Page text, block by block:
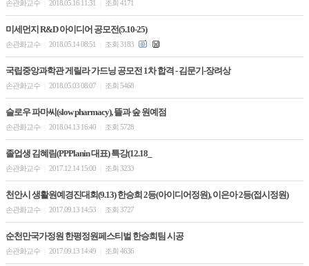
손관화교수 2018.05.16 11:31 조회 4171
미세먼지 R&D 아이디어 공모전(5.10-25)
손관화교수 2018.05.14 08:51 조회 3183
국립중앙과학관 게릴라 가드닝 공모전 1차 합격 - 김문기-장려상
손관화교수 2018.05.03 08:07 조회 5468
슬로우 파마씨(slow pharmacy), 뜰과 숲 원예점
손관화교수 2018.04.13 16:40 조회 5728
졸업생 김혜림(PPPlanin 대표) 특강(12.18_
손관화교수 2017.12.14 15:00 조회 3233
천안시 생활원예경진대회(9.13) 한승희 2등(아이디어정원), 이은아 2등(접시정원)
손관화교수 2017.09.13 14:53 조회 3727
순천만국가정원 한평정원페스티벌 한승희팀 시공
손관화교수 2017.09.13 14:49 조회 4636